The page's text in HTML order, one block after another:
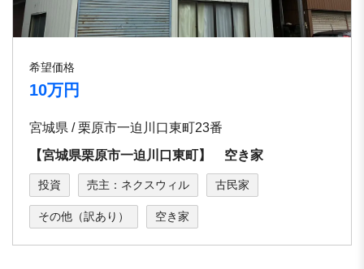
希望価格
10万円
宮城県 / 栗原市一迫川口東町23番
【宮城県栗原市一迫川口東町】 空き家
投資 売主：ネクスウィル 古民家
その他（訳あり） 空き家